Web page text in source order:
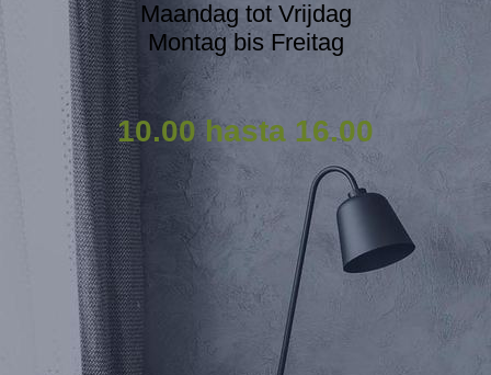
Maandag tot Vrijdag
Montag bis Freitag
10.00 hasta 16.00